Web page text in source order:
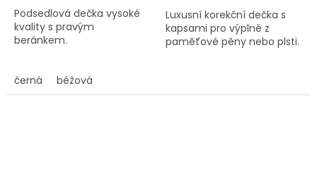
Podsedlová dečka vysoké
kvality s pravým
beránkem.
černá béžová
Luxusní korekční dečka s
kapsami pro výplně z
paměťové pěny nebo plsti.